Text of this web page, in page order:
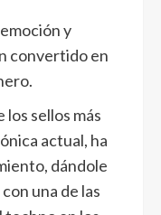
y
convertido en
sellos más
actual, ha
dándole
una de las